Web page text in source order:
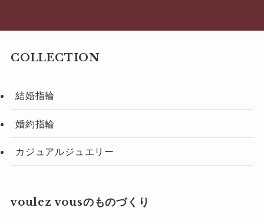
COLLECTION
結婚指輪
婚約指輪
カジュアルジュエリー
voulez vousのものづくり